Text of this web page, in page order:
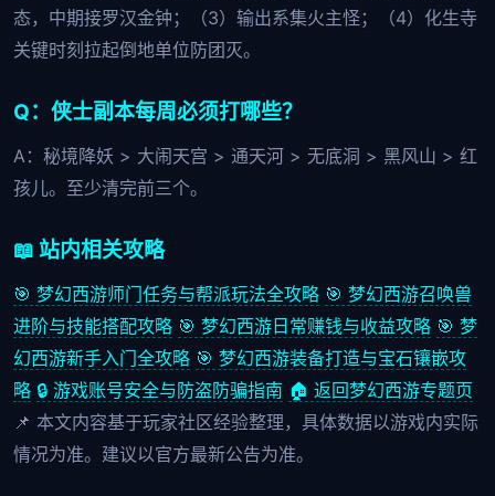
态，中期接罗汉金钟；（3）输出系集火主怪；（4）化生寺
关键时刻拉起倒地单位防团灭。
Q：侠士副本每周必须打哪些？
A：秘境降妖 > 大闹天宫 > 通天河 > 无底洞 > 黑风山 > 红
孩儿。至少清完前三个。
📖 站内相关攻略
🎯 梦幻西游师门任务与帮派玩法全攻略 🎯 梦幻西游召唤兽
进阶与技能搭配攻略 🎯 梦幻西游日常赚钱与收益攻略 🎯 梦
幻西游新手入门全攻略 🎯 梦幻西游装备打造与宝石镶嵌攻
略 🔒 游戏账号安全与防盗防骗指南 🏠 返回梦幻西游专题页
📌 本文内容基于玩家社区经验整理，具体数据以游戏内实际
情况为准。建议以官方最新公告为准。